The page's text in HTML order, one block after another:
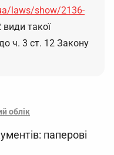
laws/show/2136-
такої
ч. 3 ст. 12 Закону
облік
паперові